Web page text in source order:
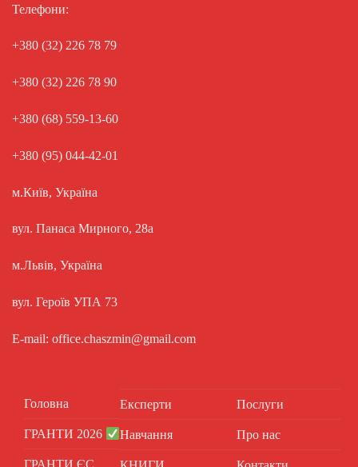
Телефони:
+380 (32) 226 78 79
+380 (32) 226 78 90
+380 (68) 559-13-60
+380 (95) 044-42-01
м.Київ, Україна
вул. Панаса Мирного, 28а
м.Львів, Україна
вул. Героїв УПА 73
E-mail: office.chaszmin@gmail.com
Головна
ГРАНТИ 2026
Експерти
Навчання
Послуги
Про нас